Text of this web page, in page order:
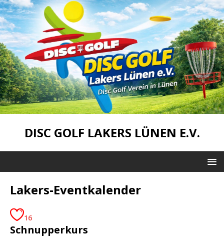
DISC GOLF LAKERS LÜNEN E.V.
Lakers-Eventkalender
16
Schnupperkurs